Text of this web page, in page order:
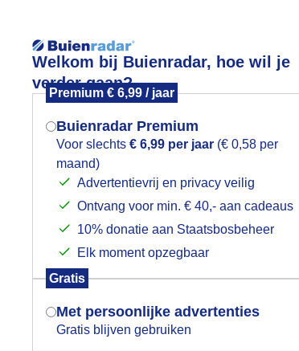
Welkom bij Buienradar, hoe wil je
verder gaan?
Premium € 6,99 / jaar
Buienradar Premium
Voor slechts € 6,99 per jaar (€ 0,58 per
maand)
Advertentievrij en privacy veilig
Ontvang voor min. € 40,- aan cadeaus
10% donatie aan Staatsbosbeheer
Elk moment opzegbaar
Gratis
Met persoonlijke advertenties
Gratis blijven gebruiken
Lees meer.
Foto en video Weerzine
buitje
Mogen we je locatie gebruiken voor
het weer?
Indien je hier nog geen akkoord op hebt
gegeven, verschijnt er zo een pop-up uit
je browser waarin deze toestemming
gevraagd wordt.